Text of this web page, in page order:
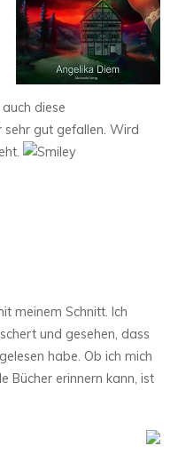
diese
sehr gut gefallen. Wird
meinem Schnitt. Ich
und gesehen, dass
habe. Ob ich mich
Bücher erinnern kann, ist